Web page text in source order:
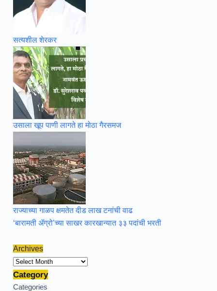
सत्यशील शेरकर
उसाला खूप पाणी लागते हा मोठा गैरसमज
राज्याच्या गाळप क्षमतेत दीड लाख टनांची वाढ
‘बारामती ॲग्रो’च्या साखर कारखान्यात ३३ पदांची भरती
Archives
Archives
Category
Categories